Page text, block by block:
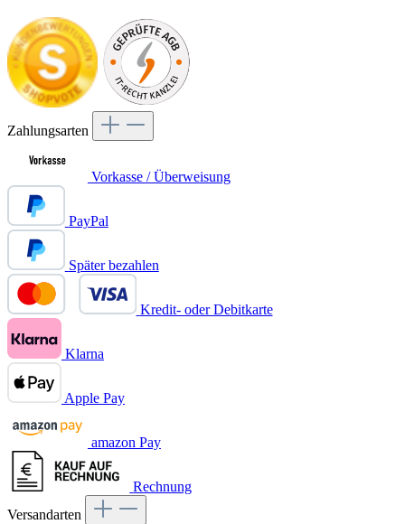
Zahlungsarten
Vorkasse / Überweisung
PayPal
Später bezahlen
Kredit- oder Debitkarte
Klarna
Apple Pay
amazon Pay
Rechnung
Versandarten